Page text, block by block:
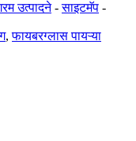
उत्पादने-साइटमॅप -
,फायबरग्लास पायऱ्या